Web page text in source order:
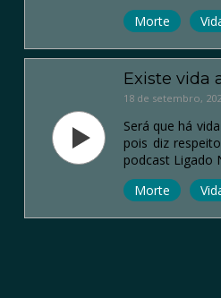
Morte
Existe vida
18 de setembro,
Será que há
pois diz
podcast Ligado
Morte